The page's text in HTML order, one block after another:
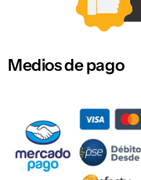
Medios de pago